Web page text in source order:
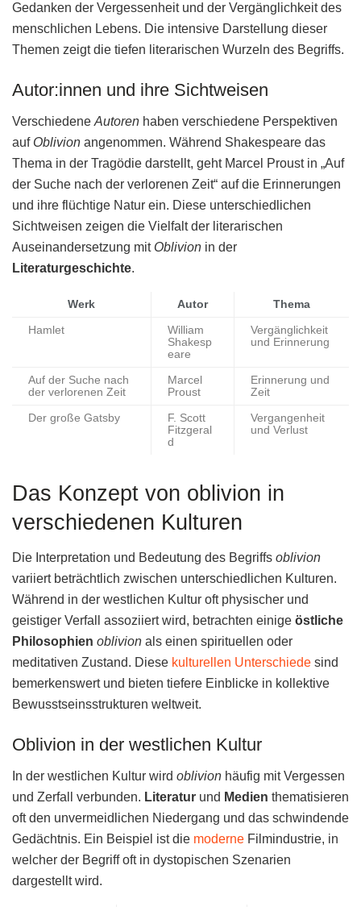
Gedanken der Vergessenheit und der Vergänglichkeit des
menschlichen Lebens. Die intensive Darstellung dieser
Themen zeigt die tiefen literarischen Wurzeln des Begriffs.
Autor:innen und ihre Sichtweisen
Verschiedene Autoren haben verschiedene Perspektiven
auf Oblivion angenommen. Während Shakespeare das
Thema in der Tragödie darstellt, geht Marcel Proust in „Auf
der Suche nach der verlorenen Zeit“ auf die Erinnerungen
und ihre flüchtige Natur ein. Diese unterschiedlichen
Sichtweisen zeigen die Vielfalt der literarischen
Auseinandersetzung mit Oblivion in der
Literaturgeschichte.
Werk Autor Thema
Hamlet
William
Shakesp
eare
Vergänglichkeit
und Erinnerung
Auf der Suche nach
der verlorenen Zeit
Marcel
Proust
Erinnerung und
Zeit
Der große Gatsby
F. Scott
Fitzgeral
d
Vergangenheit
und Verlust
Das Konzept von oblivion in
verschiedenen Kulturen
Die Interpretation und Bedeutung des Begriffs oblivion
variiert beträchtlich zwischen unterschiedlichen Kulturen.
Während in der westlichen Kultur oft physischer und
geistiger Verfall assoziiert wird, betrachten einige östliche
Philosophien oblivion als einen spirituellen oder
meditativen Zustand. Diese kulturellen Unterschiede sind
bemerkenswert und bieten tiefere Einblicke in kollektive
Bewusstseinsstrukturen weltweit.
Oblivion in der westlichen Kultur
In der westlichen Kultur wird oblivion häufig mit Vergessen
und Zerfall verbunden. Literatur und Medien thematisieren
oft den unvermeidlichen Niedergang und das schwindende
Gedächtnis. Ein Beispiel ist die moderne Filmindustrie, in
welcher der Begriff oft in dystopischen Szenarien
dargestellt wird.